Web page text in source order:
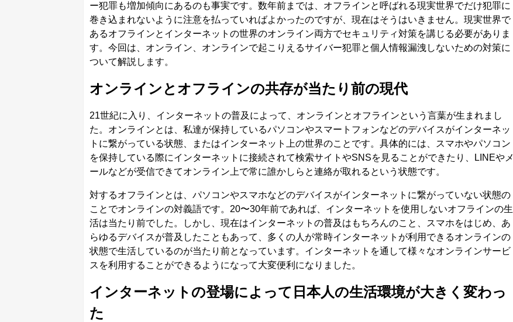
ー犯罪も増加傾向にあるのも事実です。数年前までは、オフラインと呼ばれる現実世界でだけ犯罪に
巻き込まれないように注意を払っていればよかったのですが、現在はそうはいきません。現実世界で
あるオフラインとインターネットの世界のオンライン両方でセキュリティ対策を講じる必要がありま
す。今回は、オンライン、オンラインで起こりえるサイバー犯罪と個人情報漏洩しないための対策に
ついて解説します。
オンラインとオフラインの共存が当たり前の現代
21世紀に入り、インターネットの普及によって、オンラインとオフラインという言葉が生まれまし
た。オンラインとは、私達が保持しているパソコンやスマートフォンなどのデバイスがインターネッ
トに繋がっている状態、またはインターネット上の世界のことです。具体的には、スマホやパソコン
を保持している際にインターネットに接続されて検索サイトやSNSを見ることができたり、LINEやメ
ールなどが受信できてオンライン上で常に誰かしらと連絡が取れるという状態です。
対するオフラインとは、パソコンやスマホなどのデバイスがインターネットに繋がっていない状態の
ことでオンラインの対義語です。20〜30年前であれば、インターネットを使用しないオフラインの生
活は当たり前でした。しかし、現在はインターネットの普及はもちろんのこと、スマホをはじめ、あ
らゆるデバイスが普及したこともあって、多くの人が常時インターネットが利用できるオンラインの
状態で生活しているのが当たり前となっています。インターネットを通して様々なオンラインサービ
スを利用することができるようになって大変便利になりました。
インターネットの登場によって日本人の生活環境が大きく変わっ
た